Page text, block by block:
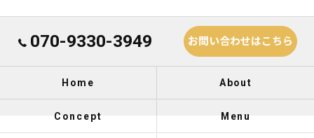
070-9330-3949 お問い合わせはこちら
Home About
Concept Menu